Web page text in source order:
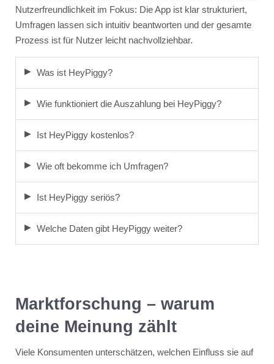
Nutzerfreundlichkeit im Fokus: Die App ist klar strukturiert,
Umfragen lassen sich intuitiv beantworten und der gesamte
Prozess ist für Nutzer leicht nachvollziehbar.
Was ist HeyPiggy?
Wie funktioniert die Auszahlung bei HeyPiggy?
Ist HeyPiggy kostenlos?
Wie oft bekomme ich Umfragen?
Ist HeyPiggy seriös?
Welche Daten gibt HeyPiggy weiter?
Marktforschung – warum
deine Meinung zählt
Viele Konsumenten unterschätzen, welchen Einfluss sie auf